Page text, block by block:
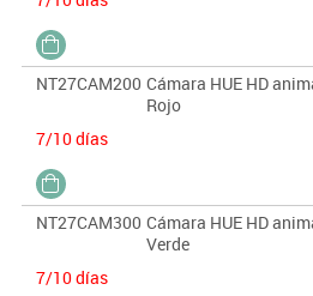
NT27CAM200 Cámara HUE HD
Rojo
7/10 días
NT27CAM300 Cámara HUE HD
Verde
7/10 días